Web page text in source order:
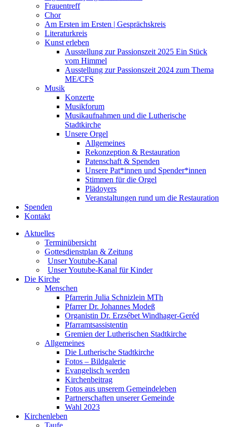
Frauentreff
Chor
Am Ersten im Ersten | Gesprächskreis
Literaturkreis
Kunst erleben
Ausstellung zur Passionszeit 2025 Ein Stück
vom Himmel
Ausstellung zur Passionszeit 2024 zum Thema
ME/CFS
Musik
Konzerte
Musikforum
Musikaufnahmen und die Lutherische
Stadtkirche
Unsere Orgel
Allgemeines
Rekonzeption & Restauration
Patenschaft & Spenden
Unsere Pat*innen und Spender*innen
Stimmen für die Orgel
Plädoyers
Veranstaltungen rund um die Restauration
Spenden
Kontakt
Aktuelles
Terminübersicht
Gottesdienstplan & Zeitung
Unser Youtube-Kanal
Unser Youtube-Kanal für Kinder
Die Kirche
Menschen
Pfarrerin Julia Schnizlein MTh
Pfarrer Dr. Johannes Modeß
Organistin Dr. Erzsébet Windhager-Geréd
Pfarramtsassistentin
Gremien der Lutherischen Stadtkirche
Allgemeines
Die Lutherische Stadtkirche
Fotos – Bildgalerie
Evangelisch werden
Kirchenbeitrag
Fotos aus unserem Gemeindeleben
Partnerschaften unserer Gemeinde
Wahl 2023
Kirchenleben
Taufe